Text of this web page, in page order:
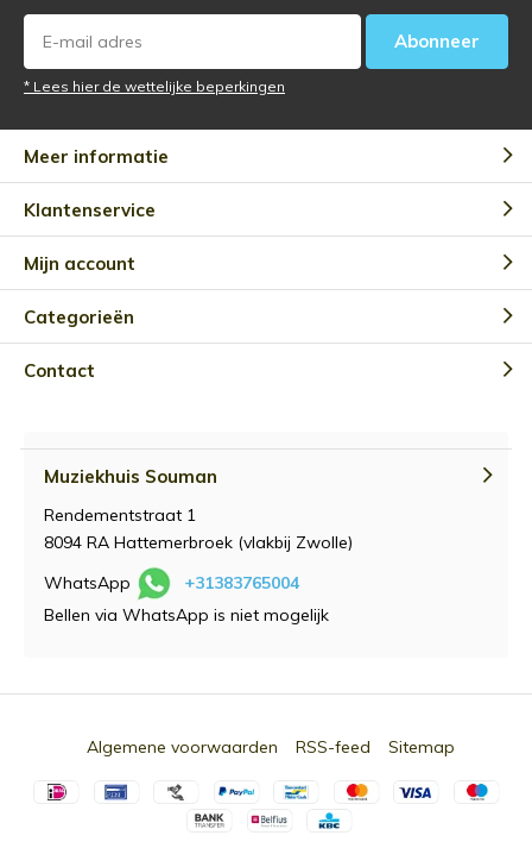
Abonneer
* Lees hier de wettelijke beperkingen
Meer informatie
Klantenservice
Mijn account
Categorieën
Contact
Muziekhuis Souman
Rendementstraat 1
8094 RA Hattemerbroek (vlakbij Zwolle)
WhatsApp
+31383765004
Bellen via WhatsApp is niet mogelijk
Algemene voorwaarden RSS-feed Sitemap